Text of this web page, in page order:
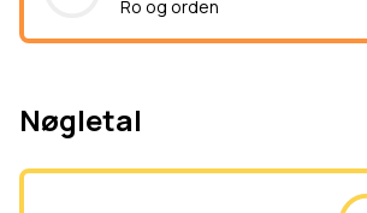
Ro og orden
Nøgletal